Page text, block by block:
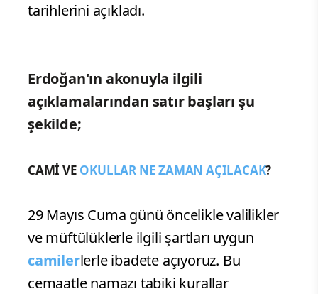
tarihlerini açıkladı.
Erdoğan'ın akonuyla ilgili
açıklamalarından satır başları şu
şekilde;
CAMİ VE OKULLAR NE ZAMAN AÇILACAK?
29 Mayıs Cuma günü öncelikle valilikler
ve müftülüklerle ilgili şartları uygun
camilerlerle ibadete açıyoruz. Bu
cemaatle namazı tabiki kurallar